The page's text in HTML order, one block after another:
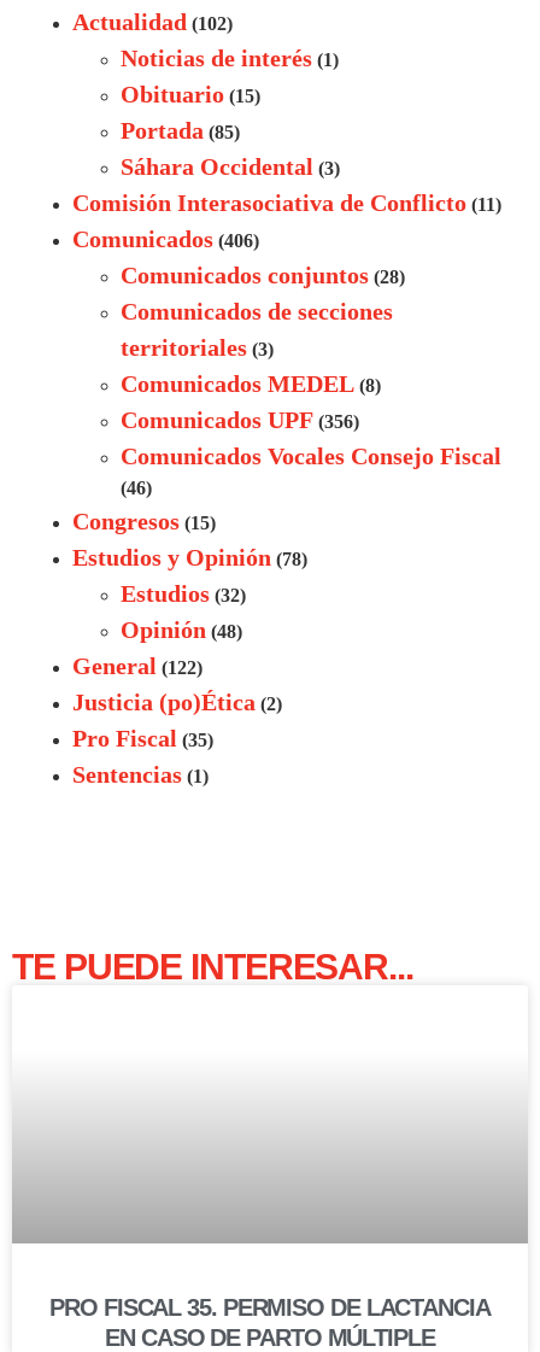
Actualidad (102)
Noticias de interés (1)
Obituario (15)
Portada (85)
Sáhara Occidental (3)
Comisión Interasociativa de Conflicto (11)
Comunicados (406)
Comunicados conjuntos (28)
Comunicados de secciones
territoriales (3)
Comunicados MEDEL (8)
Comunicados UPF (356)
Comunicados Vocales Consejo Fiscal
(46)
Congresos (15)
Estudios y Opinión (78)
Estudios (32)
Opinión (48)
General (122)
Justicia (po)Ética (2)
Pro Fiscal (35)
Sentencias (1)
TE PUEDE INTERESAR...
PRO FISCAL 35. PERMISO DE LACTANCIA
EN CASO DE PARTO MÚLTIPLE